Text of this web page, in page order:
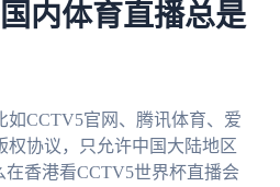
内体育直播总是
如CCTV5官网、腾讯体育、爱
权协议，只允许中国大陆地区
香港看CCTV5世界杯直播会